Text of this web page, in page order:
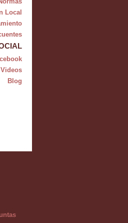
Local
Videos
Blog